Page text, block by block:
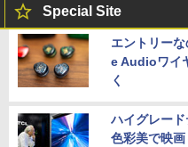
Special Site
エントリー
e Audioワイ
く
ハイグレー
色彩美で映